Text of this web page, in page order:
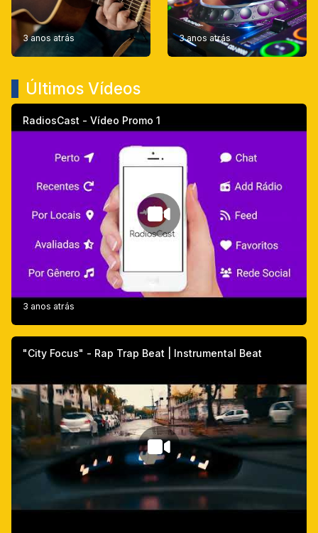
3 anos atrás 3 anos atrás
Últimos Vídeos
RadiosCast - Vídeo Promo 1
3 anos atrás
"City Focus" - Rap Trap Beat | Instrumental Beat